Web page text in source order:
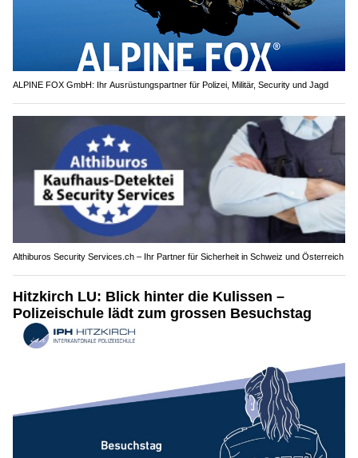
ALPINE FOX GmbH: Ihr Ausrüstungspartner für Polizei, Militär, Security und Jagd
Althiburos Security Services.ch – Ihr Partner für Sicherheit in Schweiz und Österreich
Hitzkirch LU: Blick hinter die Kulissen –
Polizeischule lädt zum grossen Besuchstag